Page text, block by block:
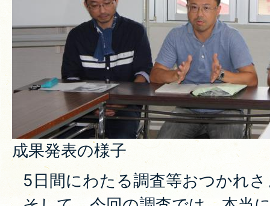
成果発表の様子
5日間にわたる調査等おつかれ